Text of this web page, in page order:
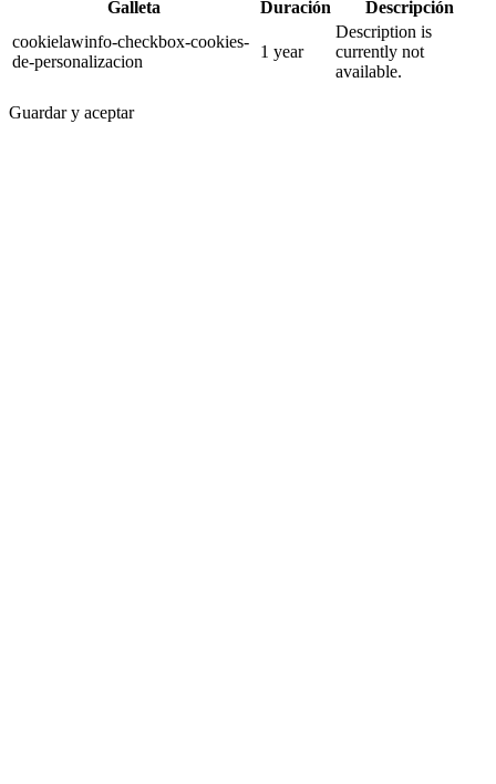
Galleta Duración
Descripción
cookielawinfo-checkbox-cookies-
de-personalizacion
1 year
Description is
currently not
available.
Guardar y aceptar